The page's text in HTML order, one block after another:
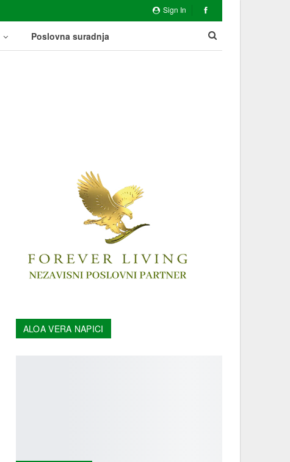
Sign In
Poslovna suradnja
ALOA VERA NAPICI